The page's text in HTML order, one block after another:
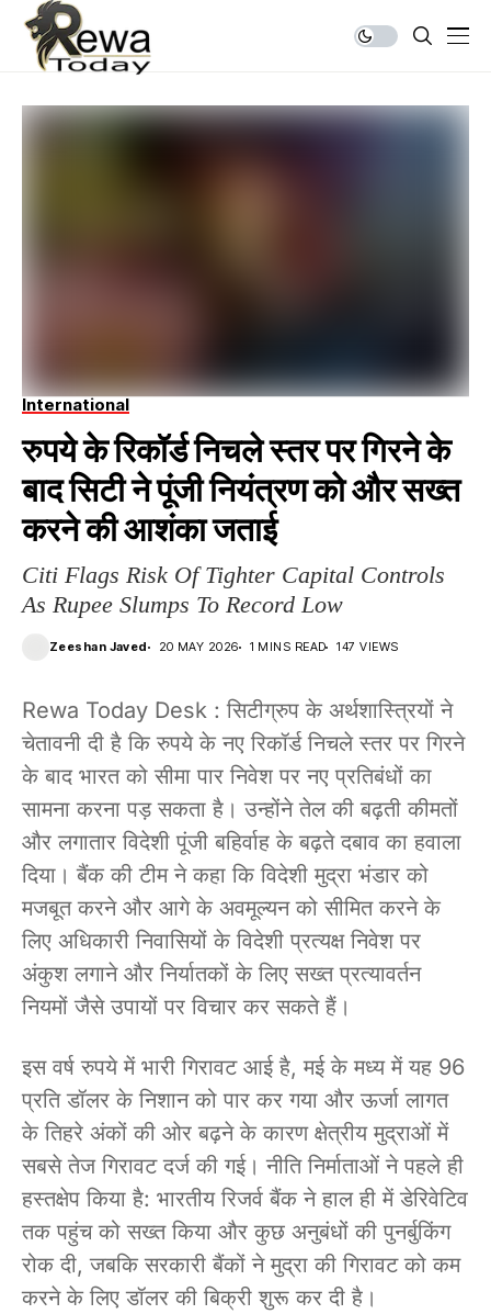
International
रुपये के रिकॉर्ड निचले स्तर पर गिरने के
बाद सिटी ने पूंजी नियंत्रण को और सख्त
करने की आशंका जताई
Citi Flags Risk Of Tighter Capital Controls
As Rupee Slumps To Record Low
Zeeshan Javed 20 MAY 2026 1 MINS READ 147 VIEWS
Rewa Today Desk : सिटीग्रुप के अर्थशास्त्रियों ने
चेतावनी दी है कि रुपये के नए रिकॉर्ड निचले स्तर पर गिरने
के बाद भारत को सीमा पार निवेश पर नए प्रतिबंधों का
सामना करना पड़ सकता है। उन्होंने तेल की बढ़ती कीमतों
और लगातार विदेशी पूंजी बहिर्वाह के बढ़ते दबाव का हवाला
दिया। बैंक की टीम ने कहा कि विदेशी मुद्रा भंडार को
मजबूत करने और आगे के अवमूल्यन को सीमित करने के
लिए अधिकारी निवासियों के विदेशी प्रत्यक्ष निवेश पर
अंकुश लगाने और निर्यातकों के लिए सख्त प्रत्यावर्तन
नियमों जैसे उपायों पर विचार कर सकते हैं।
इस वर्ष रुपये में भारी गिरावट आई है, मई के मध्य में यह 96
प्रति डॉलर के निशान को पार कर गया और ऊर्जा लागत
के तिहरे अंकों की ओर बढ़ने के कारण क्षेत्रीय मुद्राओं में
सबसे तेज गिरावट दर्ज की गई। नीति निर्माताओं ने पहले ही
हस्तक्षेप किया है: भारतीय रिजर्व बैंक ने हाल ही में डेरिवेटिव
तक पहुंच को सख्त किया और कुछ अनुबंधों की पुनर्बुकिंग
रोक दी, जबकि सरकारी बैंकों ने मुद्रा की गिरावट को कम
करने के लिए डॉलर की बिक्री शुरू कर दी है।